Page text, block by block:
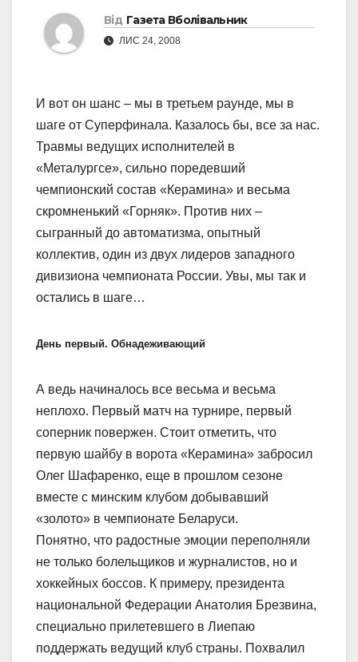
Від Газета Вболівальник
ЛИС 24, 2008
И вот он шанс – мы в третьем раунде, мы в
шаге от Суперфинала. Казалось бы, все за нас.
Травмы ведущих исполнителей в
«Металургсе», сильно поредевший
чемпионский состав «Керамина» и весьма
скромненький «Горняк». Против них –
сыгранный до автоматизма, опытный
коллектив, один из двух лидеров западного
дивизиона чемпионата России. Увы, мы так и
остались в шаге…
День первый. Обнадеживающий
А ведь начиналось все весьма и весьма
неплохо. Первый матч на турнире, первый
соперник повержен. Стоит отметить, что
первую шайбу в ворота «Керамина» забросил
Олег Шафаренко, еще в прошлом сезоне
вместе с минским клубом добывавший
«золото» в чемпионате Беларуси.
Понятно, что радостные эмоции переполняли
не только болельщиков и журналистов, но и
хоккейных боссов. К примеру, президента
национальной Федерации Анатолия Брезвина,
специально прилетевшего в Лиепаю
поддержать ведущий клуб страны. Похвалил